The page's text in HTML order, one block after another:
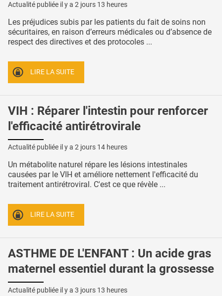
Actualité publiée il y a 2 jours 13 heures
Les préjudices subis par les patients du fait de soins non
sécuritaires, en raison d’erreurs médicales ou d’absence de
respect des directives et des protocoles ...
LIRE LA SUITE
VIH : Réparer l'intestin pour renforcer
l'efficacité antirétrovirale
Actualité publiée il y a 2 jours 14 heures
Un métabolite naturel répare les lésions intestinales
causées par le VIH et améliore nettement l'efficacité du
traitement antirétroviral. C'est ce que révèle ...
LIRE LA SUITE
ASTHME DE L'ENFANT : Un acide gras
maternel essentiel durant la grossesse
Actualité publiée il y a 3 jours 13 heures